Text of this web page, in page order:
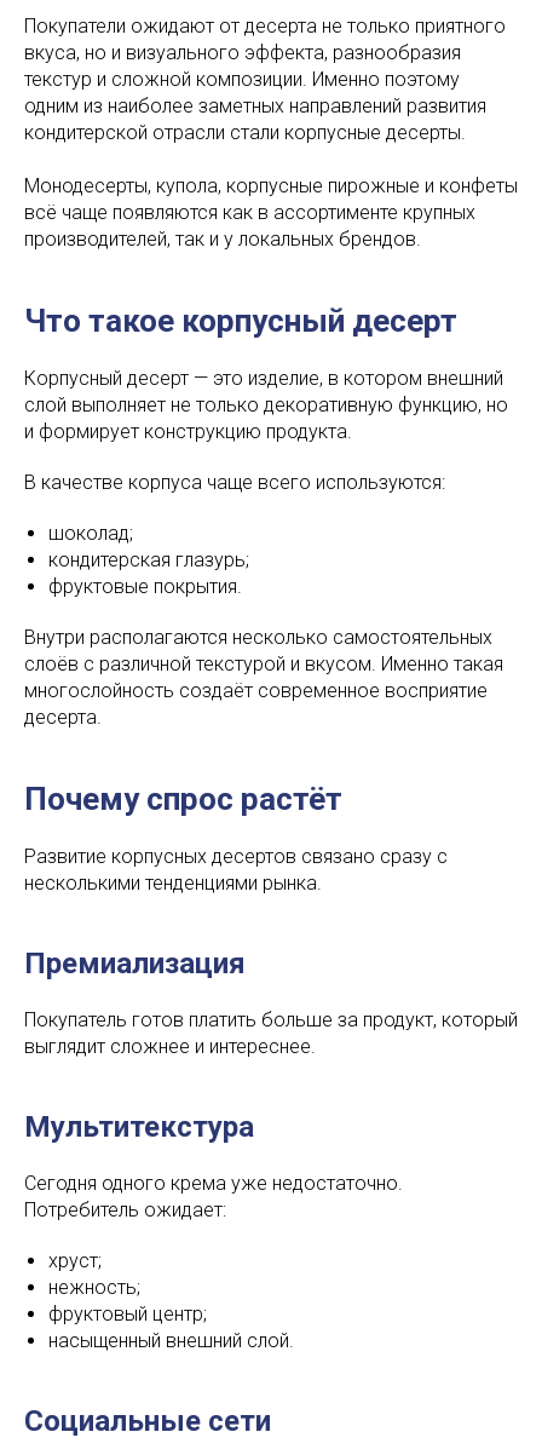
Покупатели ожидают от десерта не только приятного
вкуса, но и визуального эффекта, разнообразия
текстур и сложной композиции. Именно поэтому
одним из наиболее заметных направлений развития
кондитерской отрасли стали корпусные десерты.
Монодесерты, купола, корпусные пирожные и конфеты
всё чаще появляются как в ассортименте крупных
производителей, так и у локальных брендов.
Что такое корпусный десерт
Корпусный десерт — это изделие, в котором внешний
слой выполняет не только декоративную функцию, но
и формирует конструкцию продукта.
В качестве корпуса чаще всего используются:
шоколад;
кондитерская глазурь;
фруктовые покрытия.
Внутри располагаются несколько самостоятельных
слоёв с различной текстурой и вкусом. Именно такая
многослойность создаёт современное восприятие
десерта.
Почему спрос растёт
Развитие корпусных десертов связано сразу с
несколькими тенденциями рынка.
Премиализация
Покупатель готов платить больше за продукт, который
выглядит сложнее и интереснее.
Мультитекстура
Сегодня одного крема уже недостаточно.
Потребитель ожидает:
хруст;
нежность;
фруктовый центр;
насыщенный внешний слой.
Социальные сети